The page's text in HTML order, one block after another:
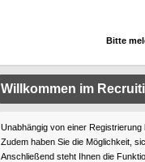
Bitte
Willkommen im
Unabhängig von einer
Zudem haben Sie die Möglichkeit,
Anschließend steht Ihnen die